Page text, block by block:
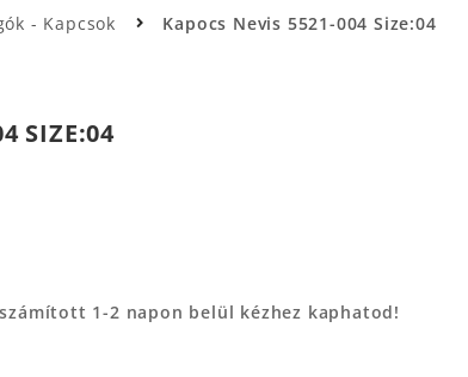
- Kapcsok Kapocs Nevis 5521-004 Size:04
SIZE:04
1-2 napon belül kézhez kaphatod!